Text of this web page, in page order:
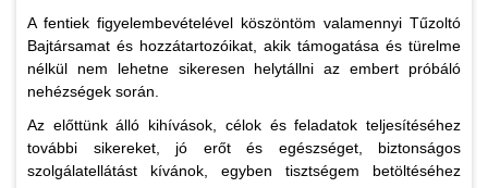
A fentiek figyelembevételével köszöntöm valamennyi Tűzoltó
Bajtársamat és hozzátartozóikat, akik támogatása és türelme
nélkül nem lehetne sikeresen helytállni az embert próbáló
nehézségek során.
Az előttünk álló kihívások, célok és feladatok teljesítéséhez
további sikereket, jó erőt és egészséget, biztonságos
szolgálatellátást kívánok, egyben tisztségem betöltéséhez